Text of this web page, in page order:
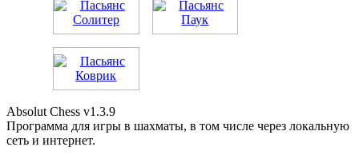
Absolut Chess v1.3.9
Программа для игры в шахматы, в том числе через локальную
сеть и интернет.